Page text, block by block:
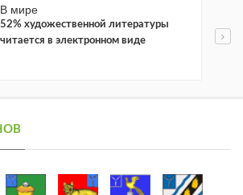
В мире
52% художественной литературы
читается в электронном виде